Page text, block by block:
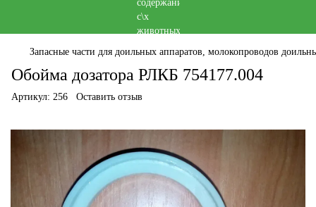
Запасные части для доильных аппаратов, молокопроводов
Обойма дозатора РЛКБ 754177.004
Артикул: 256 Оставить отзыв